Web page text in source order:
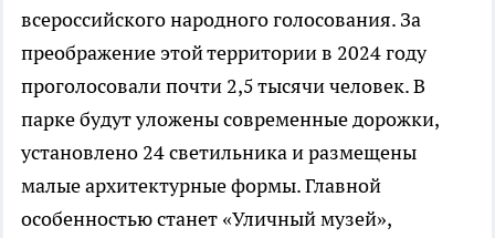
всероссийского народного голосования. За
преображение этой территории в 2024 году
проголосовали почти 2,5 тысячи человек. В
парке будут уложены современные дорожки,
установлено 24 светильника и размещены
малые архитектурные формы. Главной
особенностью станет «Уличный музей»,